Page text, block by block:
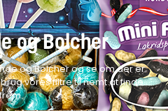
og Bolcher
og Bolcher og se om der er
vores filtre til nemt at finde
frem.